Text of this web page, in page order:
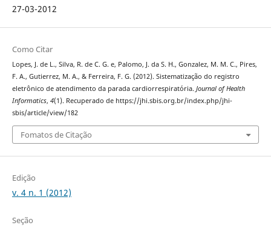
27-03-2012
Como Citar
Lopes, J. de L., Silva, R. de C. G. e, Palomo, J. da S. H., Gonzalez, M. M. C., Pires,
F. A., Gutierrez, M. A., & Ferreira, F. G. (2012). Sistematização do registro
eletrônico de atendimento da parada cardiorrespiratória. Journal of Health
Informatics, 4(1). Recuperado de https://jhi.sbis.org.br/index.php/jhi-
sbis/article/view/182
Fomatos de Citação
Edição
v. 4 n. 1 (2012)
Seção